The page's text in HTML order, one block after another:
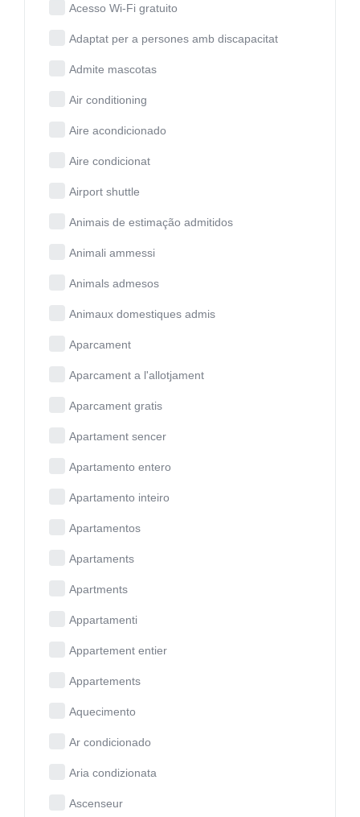
Acesso Wi-Fi gratuito
Adaptat per a persones amb discapacitat
Admite mascotas
Air conditioning
Aire acondicionado
Aire condicionat
Airport shuttle
Animais de estimação admitidos
Animali ammessi
Animals admesos
Animaux domestiques admis
Aparcament
Aparcament a l'allotjament
Aparcament gratis
Apartament sencer
Apartamento entero
Apartamento inteiro
Apartamentos
Apartaments
Apartments
Appartamenti
Appartement entier
Appartements
Aquecimento
Ar condicionado
Aria condizionata
Ascenseur